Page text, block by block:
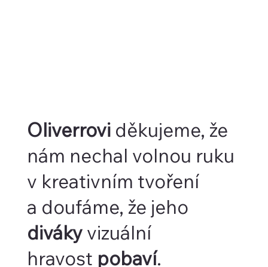
Oliverroviděkujeme, že
nám nechal volnou ruku
v kreativním tvoření
a doufáme, že jeho
divákyvizuální
hravost pobaví.